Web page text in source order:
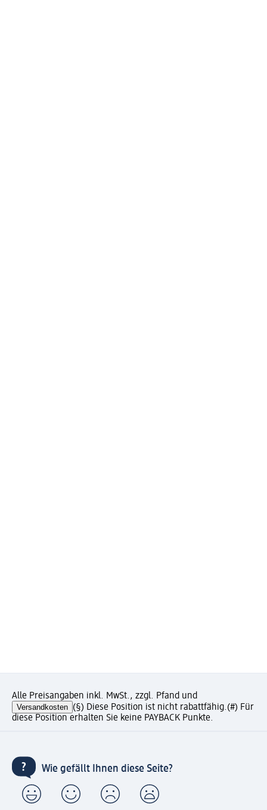
Alle Preisangaben inkl. MwSt., zzgl. Pfand und
Versandkosten (§) Diese Position ist nicht rabattfähig.(#) Für
diese Position erhalten Sie keine PAYBACK Punkte.
Wie gefällt Ihnen diese Seite?